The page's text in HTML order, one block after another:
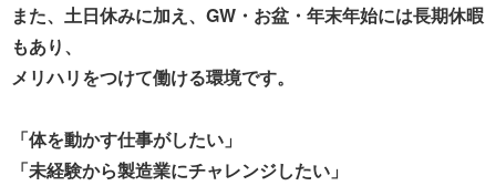
また、土日休みに加え、GW・お盆・年末年始には長期休暇
もあり、
メリハリをつけて働ける環境です。
「体を動かす仕事がしたい」
「未経験から製造業にチャレンジしたい」